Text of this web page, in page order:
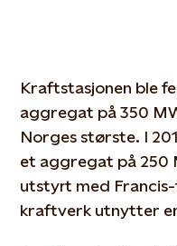
Kraftstasjonen ble
aggregat på 350
Norges største. I
et aggregat på 250
utstyrt med
kraftverk utnytter